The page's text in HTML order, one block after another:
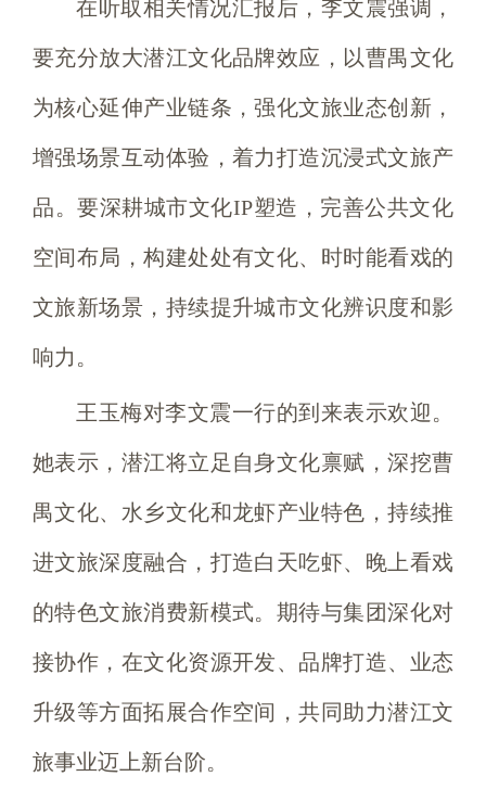
在听取相关情况汇报后，李文震强调，
要充分放大潜江文化品牌效应，以曹禺文化
为核心延伸产业链条，强化文旅业态创新，
增强场景互动体验，着力打造沉浸式文旅产
品。要深耕城市文化IP塑造，完善公共文化
空间布局，构建处处有文化、时时能看戏的
文旅新场景，持续提升城市文化辨识度和影
响力。
王玉梅对李文震一行的到来表示欢迎。
她表示，潜江将立足自身文化禀赋，深挖曹
禺文化、水乡文化和龙虾产业特色，持续推
进文旅深度融合，打造白天吃虾、晚上看戏
的特色文旅消费新模式。期待与集团深化对
接协作，在文化资源开发、品牌打造、业态
升级等方面拓展合作空间，共同助力潜江文
旅事业迈上新台阶。